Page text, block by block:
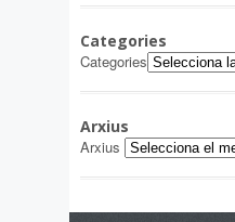
Categories
Categories
Arxius
Arxius